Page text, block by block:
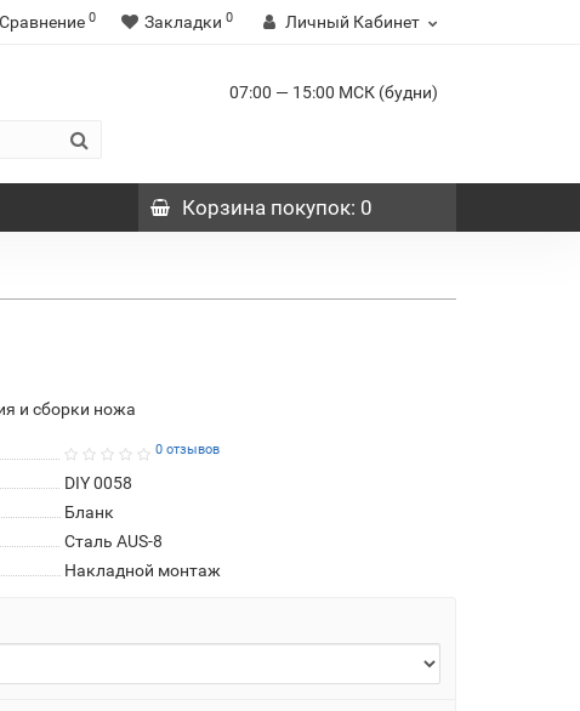
Сравнение 0 Закладки 0 Личный Кабинет
07:00 — 15:00 МСК (будни)
Корзинапокупок: 0
и сборки ножа
0 отзывов
DIY 0058
Бланк
Сталь AUS-8
Накладной монтаж